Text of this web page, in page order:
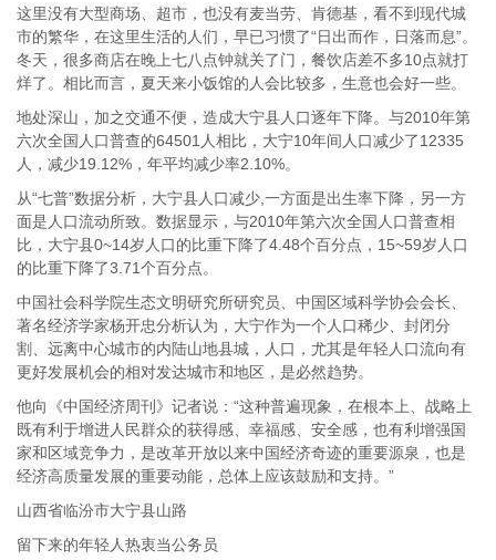
这里没有大型商场、超市，也没有麦当劳、肯德基，看不到现代城
市的繁华，在这里生活的人们，早已习惯了“日出而作，日落而息”。
冬天，很多商店在晚上七八点钟就关了门，餐饮店差不多10点就打
烊了。相比而言，夏天来小饭馆的人会比较多，生意也会好一些。
地处深山，加之交通不便，造成大宁县人口逐年下降。与2010年第
六次全国人口普查的64501人相比，大宁10年间人口减少了12335
人，减少19.12%，年平均减少率2.10%。
从“七普”数据分析，大宁县人口减少,一方面是出生率下降，另一方
面是人口流动所致。数据显示，与2010年第六次全国人口普查相
比，大宁县0~14岁人口的比重下降了4.48个百分点，15~59岁人口
的比重下降了3.71个百分点。
中国社会科学院生态文明研究所研究员、中国区域科学协会会长、
著名经济学家杨开忠分析认为，大宁作为一个人口稀少、封闭分
割、远离中心城市的内陆山地县城，人口，尤其是年轻人口流向有
更好发展机会的相对发达城市和地区，是必然趋势。
他向《中国经济周刊》记者说：“这种普遍现象，在根本上、战略上
既有利于增进人民群众的获得感、幸福感、安全感，也有利增强国
家和区域竞争力，是改革开放以来中国经济奇迹的重要源泉，也是
经济高质量发展的重要动能，总体上应该鼓励和支持。”
山西省临汾市大宁县山路
留下来的年轻人热衷当公务员